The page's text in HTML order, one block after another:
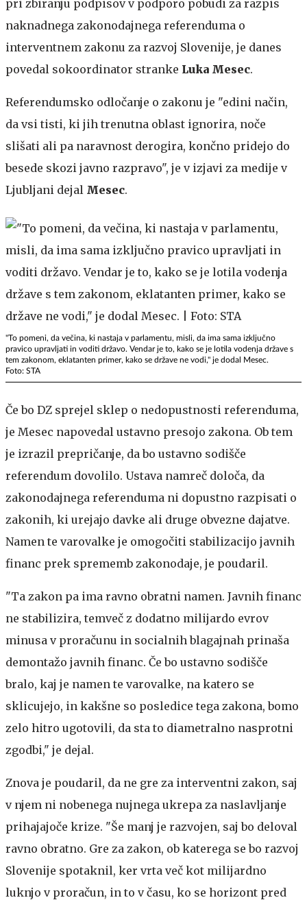
pri zbiranju podpisov v podporo pobudi za razpis
naknadnega zakonodajnega referenduma o
interventnem zakonu za razvoj Slovenije, je danes
povedal sokoordinator stranke Luka Mesec.
Referendumsko odločanje o zakonu je "edini način,
da vsi tisti, ki jih trenutna oblast ignorira, noče
slišati ali pa naravnost derogira, končno pridejo do
besede skozi javno razpravo", je v izjavi za medije v
Ljubljani dejal Mesec.
"To pomeni, da večina, ki nastaja v parlamentu, misli, da ima sama izključno
pravico upravljati in voditi državo. Vendar je to, kako se je lotila vodenja države s
tem zakonom, eklatanten primer, kako se države ne vodi," je dodal Mesec.
Foto: STA
Če bo DZ sprejel sklep o nedopustnosti referenduma,
je Mesec napovedal ustavno presojo zakona. Ob tem
je izrazil prepričanje, da bo ustavno sodišče
referendum dovolilo. Ustava namreč določa, da
zakonodajnega referenduma ni dopustno razpisati o
zakonih, ki urejajo davke ali druge obvezne dajatve.
Namen te varovalke je omogočiti stabilizacijo javnih
financ prek sprememb zakonodaje, je poudaril.
"Ta zakon pa ima ravno obratni namen. Javnih financ
ne stabilizira, temveč z dodatno milijardo evrov
minusa v proračunu in socialnih blagajnah prinaša
demontažo javnih financ. Če bo ustavno sodišče
bralo, kaj je namen te varovalke, na katero se
sklicujejo, in kakšne so posledice tega zakona, bomo
zelo hitro ugotovili, da sta to diametralno nasprotni
zgodbi," je dejal.
Znova je poudaril, da ne gre za interventni zakon, saj
v njem ni nobenega nujnega ukrepa za naslavljanje
prihajajoče krize. "Še manj je razvojen, saj bo deloval
ravno obratno. Gre za zakon, ob katerega se bo razvoj
Slovenije spotaknil, ker vrta več kot milijardno
luknjo v proračun, in to v času, ko se horizont pred